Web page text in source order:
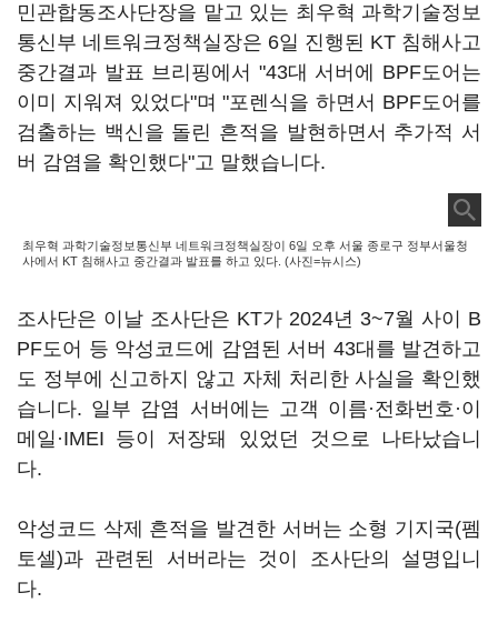
민관합동조사단장을 맡고 있는 최우혁 과학기술정보
통신부 네트워크정책실장은 6일 진행된 KT 침해사고
중간결과 발표 브리핑에서 "43대 서버에 BPF도어는
이미 지워져 있었다"며 "포렌식을 하면서 BPF도어를
검출하는 백신을 돌린 흔적을 발현하면서 추가적 서
버 감염을 확인했다"고 말했습니다.
최우혁 과학기술정보통신부 네트워크정책실장이 6일 오후 서울 종로구 정부서울청
사에서 KT 침해사고 중간결과 발표를 하고 있다. (사진=뉴시스)
조사단은 이날 조사단은 KT가 2024년 3~7월 사이 B
PF도어 등 악성코드에 감염된 서버 43대를 발견하고
도 정부에 신고하지 않고 자체 처리한 사실을 확인했
습니다. 일부 감염 서버에는 고객 이름·전화번호·이
메일·IMEI 등이 저장돼 있었던 것으로 나타났습니
다.
악성코드 삭제 흔적을 발견한 서버는 소형 기지국(펨
토셀)과 관련된 서버라는 것이 조사단의 설명입니
다.